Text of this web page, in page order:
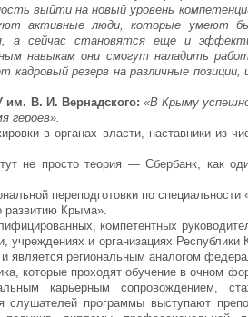
выйти на новый уровень
активные люди, которые умеют
а сейчас становятся еще и
навыкам они смогут наладить
резерв на различные
им. В. И. Вернадского: «В Крыму
героев».
в органах власти, наставники из
не просто теория — Сбербанк, как
переподготовки по специальности
развитию Крыма».
компетентных
и организациях
региональным аналогом
которые проходят обучение в очном
карьерным сопровождением,
программы выступают